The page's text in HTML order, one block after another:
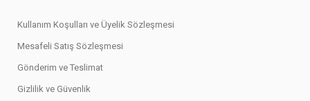
Kullanım Koşulları ve Üyelik Sözleşmesi
Mesafeli Satış Sözleşmesi
Gönderim ve Teslimat
Gizlilik ve Güvenlik